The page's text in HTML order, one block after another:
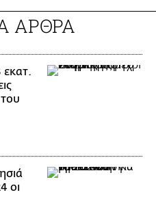
ΑΡΘΡΑ
εκατ.
οι